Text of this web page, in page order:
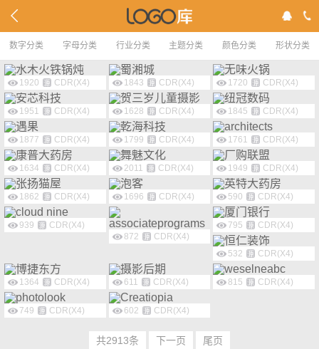
数字分类 字母分类 行业分类 主题分类 颜色分类 形状分类
CDR(X4)
1920 CDR(X4)
1843 CDR(X4)
1720
CDR(X4)
1951 CDR(X4)
1845
CDR(X4)
1628
CDR(X4)
1877 CDR(X4)
1799 CDR(X4)
1761
CDR(X4)
1949
CDR(X4)
1634 CDR(X4)
2011
CDR(X4)
1862 CDR(X4)
1696 CDR(X4)
590
CDR(X4)
939
CDR(X4)
872
CDR(X4)
795
CDR(X4)
532
CDR(X4)
815
CDR(X4)
1364 CDR(X4)
611
CDR(X4)
749 CDR(X4)
602
共2913条 下一页 尾页